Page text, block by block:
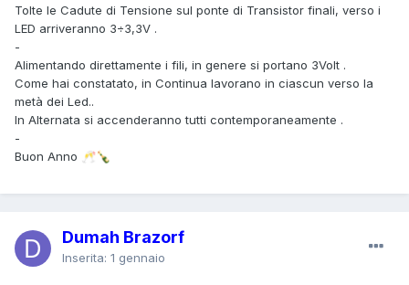
Tolte le Cadute di Tensione sul ponte di Transistor finali, verso i
LED arriveranno 3÷3,3V .
-
Alimentando direttamente i fili, in genere si portano 3Volt .
Come hai constatato, in Continua lavorano in ciascun verso la
metà dei Led..
In Alternata si accenderanno tutti contemporaneamente .
-
Buon Anno 🥂🍾
Dumah Brazorf
Inserita: 1 gennaio